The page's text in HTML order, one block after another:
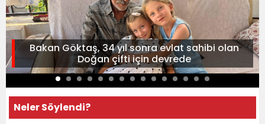
Bakan Göktaş, 34 yıl sonra evlat sahibi olan
Doğan çifti için devrede
Neler Söylendi?